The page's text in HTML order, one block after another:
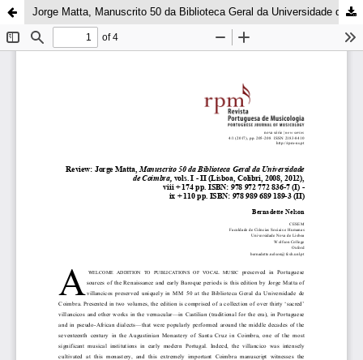
Jorge Matta, Manuscrito 50 da Biblioteca Geral da Universidade de Coimbra, vols. I – II (Lisboa, Colibri, 2008, 2012)